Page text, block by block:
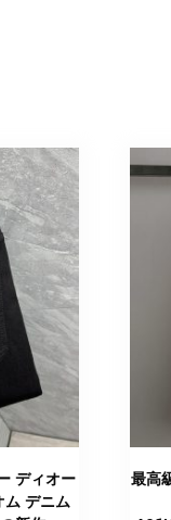
ディオー
ム デニム
最高